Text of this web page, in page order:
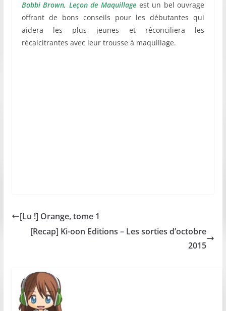
Bobbi Brown, Leçon de Maquillage est un bel ouvrage
offrant de bons conseils pour les débutantes qui
aidera les plus jeunes et réconciliera les
récalcitrantes avec leur trousse à maquillage.
[Lu !] Orange, tome 1
[Recap] Ki-oon Editions – Les sorties d’octobre
2015